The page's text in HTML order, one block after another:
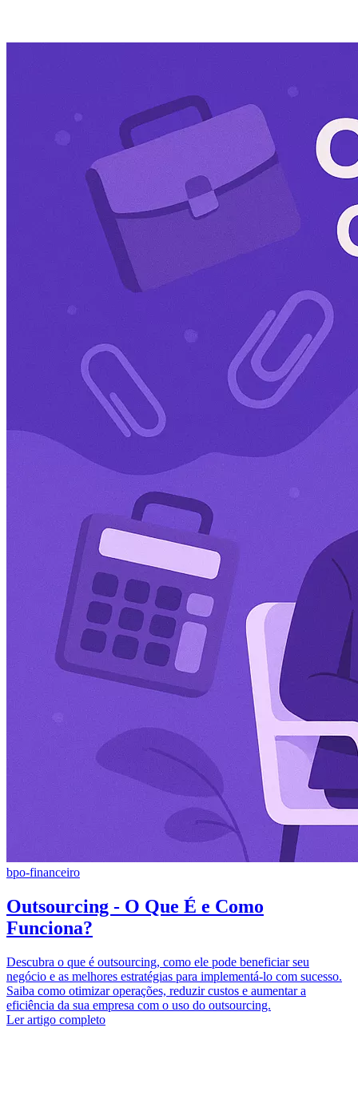
bpo-financeiro
Outsourcing - O Que É e Como
Funciona?
Descubra o que é outsourcing, como ele pode beneficiar seu
negócio e as melhores estratégias para implementá-lo com sucesso.
Saiba como otimizar operações, reduzir custos e aumentar a
eficiência da sua empresa com o uso do outsourcing.
Ler artigo completo